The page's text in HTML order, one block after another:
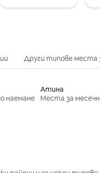
Други типове места
наемане
Атина
Места за